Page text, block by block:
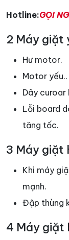
Hotline:GỌI
2 Máy giặt
Hư motor.
Motor yếu..
Dây curoar
Lỗi board
tăng tốc.
3 Máy giặt
Khi máy
mạnh.
Đập thùng
4 Máy giặt